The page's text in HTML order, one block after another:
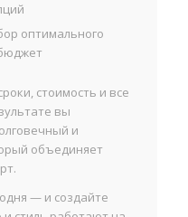
оптимального
стоимость и все
вы
и
объединяет
— и создайте